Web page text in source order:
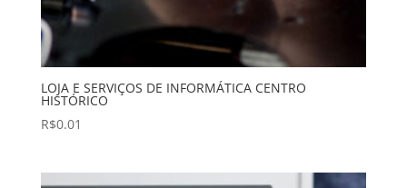
LOJA E SERVIÇOS DE INFORMÁTICA CENTRO
HISTÓRICO
R$0.01